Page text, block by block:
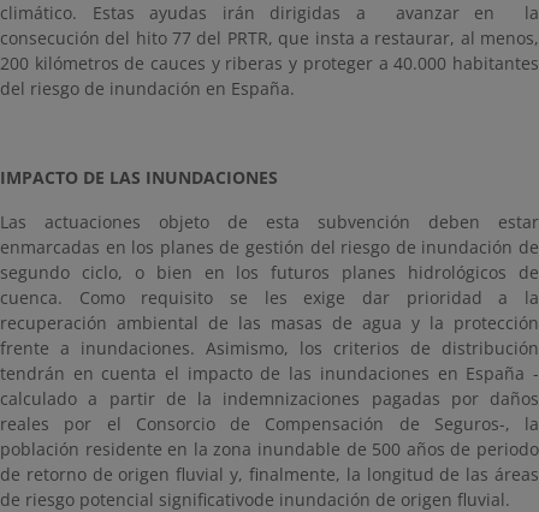
climático. Estas ayudas irán dirigidas a avanzar en la
consecución del hito 77 del PRTR, que insta a restaurar, al menos,
200 kilómetros de cauces y riberas y proteger a 40.000 habitantes
del riesgo de inundación en España.
IMPACTO DE LAS INUNDACIONES
Las actuaciones objeto de esta subvención deben estar
enmarcadas en los planes de gestión del riesgo de inundación de
segundo ciclo, o bien en los futuros planes hidrológicos de
cuenca. Como requisito se les exige dar prioridad a la
recuperación ambiental de las masas de agua y la protección
frente a inundaciones. Asimismo, los criterios de distribución
tendrán en cuenta el impacto de las inundaciones en España -
calculado a partir de la indemnizaciones pagadas por daños
reales por el Consorcio de Compensación de Seguros-, la
población residente en la zona inundable de 500 años de periodo
de retorno de origen fluvial y, finalmente, la longitud de las áreas
de riesgo potencial significativode inundación de origen fluvial.